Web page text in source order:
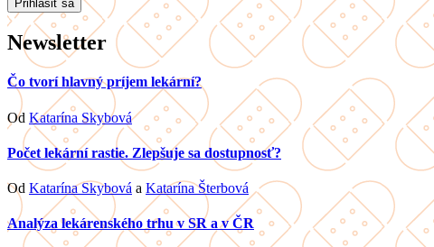
Newsletter
Čo tvorí hlavný príjem lekární?
Od Katarína Skybová
Počet lekární rastie. Zlepšuje sa dostupnosť?
Od Katarína Skybová a Katarína Šterbová
Analýza lekárenského trhu v SR a v ČR